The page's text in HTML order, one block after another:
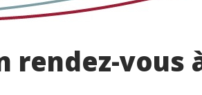
rendez-